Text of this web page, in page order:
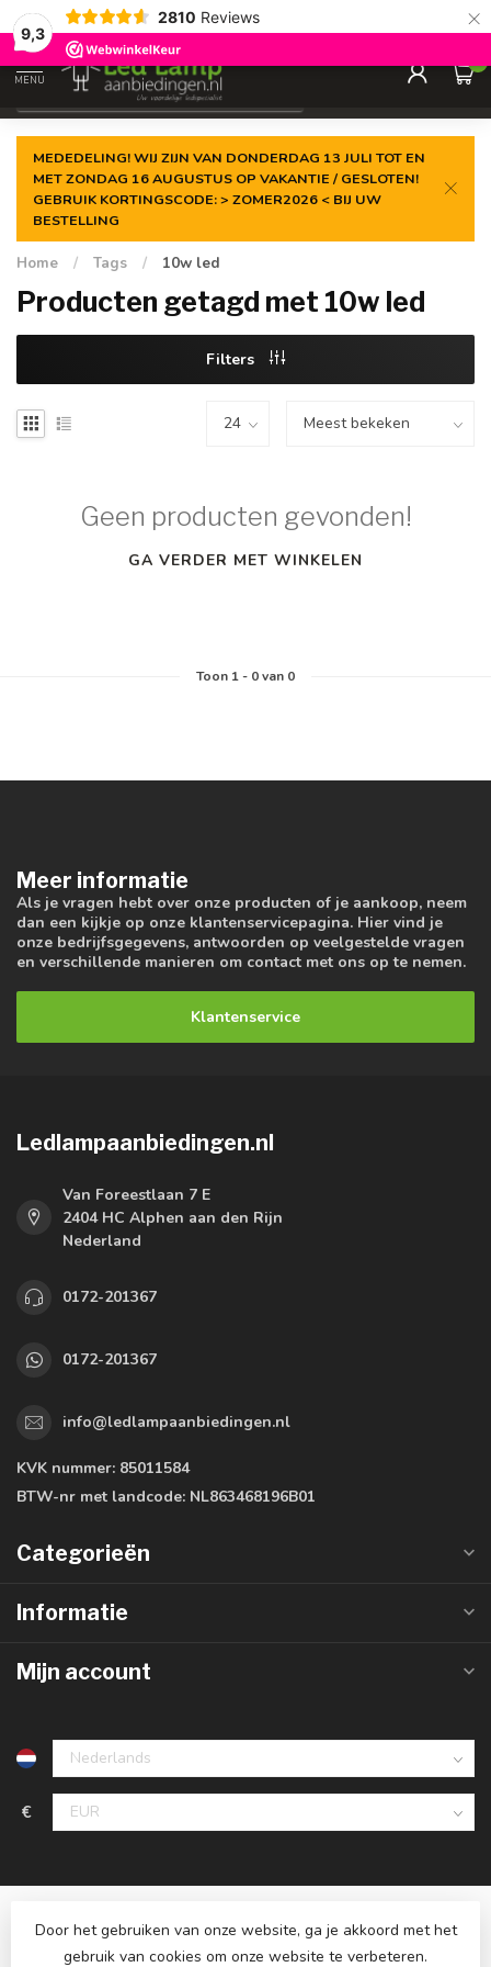
9,3
2810 Reviews ×
Gegarandeerde delaagste prijs
MENU
0
MEDEDELING! WIJ ZIJN VAN DONDERDAG 13 JULI TOT EN
MET ZONDAG 16 AUGUSTUS OP VAKANTIE / GESLOTEN!
GEBRUIK KORTINGSCODE: > ZOMER2026 < BIJ UW
BESTELLING
Home / Tags / 10w led
Producten getagd met 10w led
Filters
Geen producten gevonden!
GA VERDER MET WINKELEN
Toon 1- 0van 0
Meer informatie
Als je vragen hebt over onze producten of je aankoop, neem
dan een kijkje op onze klantenservicepagina. Hier vind je
onze bedrijfsgegevens, antwoorden op veelgestelde vragen
en verschillende manieren om contact met ons op te nemen.
Klantenservice
Ledlampaanbiedingen.nl
Van Foreestlaan 7 E
2404 HC Alphen aan den Rijn
Nederland
0172-201367
0172-201367
info@ledlampaanbiedingen.nl
KVK nummer: 85011584
BTW-nr met landcode: NL863468196B01
Categorieën
Informatie
Mijn account
€
Door het gebruiken van onze website, ga je akkoord met het
gebruik van cookies om onze website te verbeteren.